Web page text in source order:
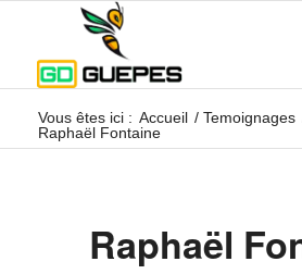
Vous êtes ici : Accueil / Temoignages
Raphaël Fontaine
Raphaël